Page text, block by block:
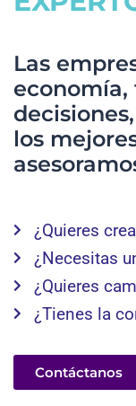
Las
economía,
los
¿Quieres
¿Necesitas
¿Quieres
¿Tienes la
Contáctanos